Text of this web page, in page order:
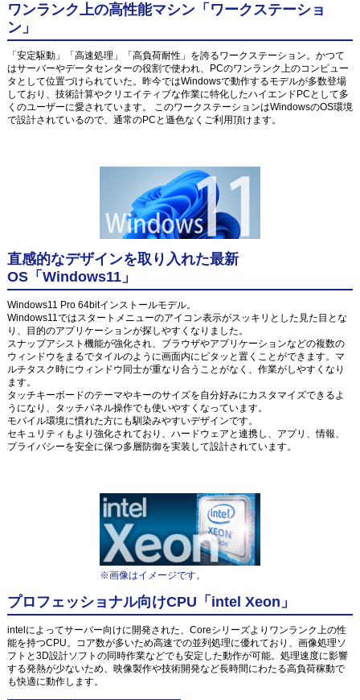
ワンランク上の高性能マシン「ワークステーショ
ン」
「安定駆動」「高速処理」「高負荷耐性」を誇るワークステーション。かつて
はサーバーやデータセンターの役割で使われ、PCのワンランク上のコンピュー
タとして位置づけられていた。昨今ではWindowsで動作するモデルが多数登場
しており、技術計算やクリエイティブな作業に特化したハイエンドPCとして多
くのユーザーに愛されています。 このワークステーションはWindowsのOS環境
で設計されているので、通常のPCと遜色なくご利用頂けます。
直感的なデザインを取り入れた最新
OS「Windows11」
Windows11 Pro 64bitインストールモデル。
Windows11ではスタートメニューのアイコン表示がスッキリとした見た目とな
り、目的のアプリケーションが探しやすくなりました。
スナップアシスト機能が強化され、ブラウザやアプリケーションなどの複数の
ウィンドウをまるでタイルのように画面内にピタッと置くことができます。マ
ルチタスク時にウィンドウ同士が重なり合うことがなく、作業がしやすくなり
ます。
タッチキーボードのテーマやキーのサイズを自分好みにカスタマイズできるよ
うになり、タッチパネル操作でも使いやすくなっています。
モバイル環境に慣れた方にも馴染みやすいデザインです。
セキュリティもより強化されており、ハードウェアと連携し、アプリ、情報、
プライバシーを安全に保つ多層防御を実装して設計されています。
※画像はイメージです。
プロフェッショナル向けCPU「intel Xeon」
intelによってサーバー向けに開発された、Coreシリーズよりワンランク上の性
能を持つCPU。コア数が多いため高速での並列処理に優れており、画像処理ソ
フトと3D設計ソフトの同時作業などでも安定した動作が可能。処理速度に影響
する発熱が少ないため、映像製作や技術開発など長時間にわたる高負荷稼動で
も快適に動作します。